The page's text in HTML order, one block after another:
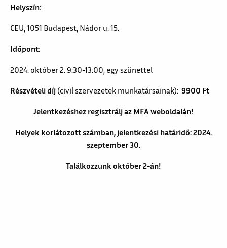
Helyszín:
CEU, 1051 Budapest, Nádor u. 15.
Időpont:
2024. október 2. 9:30-13:00, egy szünettel
Részvételi díj (civil szervezetek munkatársainak): 9900 Ft
Jelentkezéshez regisztrálj az MFA weboldalán!
Helyek korlátozott számban, jelentkezési határidő: 2024.
szeptember 30.
Találkozzunk október 2-án!